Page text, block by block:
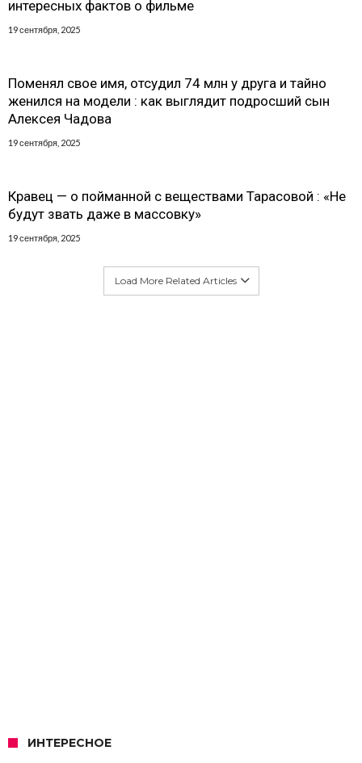
интересных фактов о фильме
19 сентября, 2025
Поменял свое имя, отсудил 74 млн у друга и тайно
женился на модели : как выглядит подросший сын
Алексея Чадова
19 сентября, 2025
Кравец — о пойманной с веществами Тарасовой : «Не
будут звать даже в массовку»
19 сентября, 2025
Load More Related Articles
ИНТЕРЕСНОЕ